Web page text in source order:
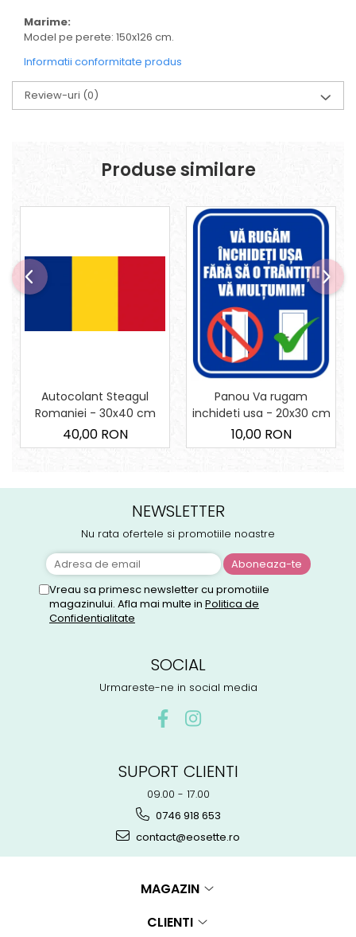
Marime:
Model pe perete: 150x126 cm.
Informatii conformitate produs
Review-uri (0)
Produse similare
Autocolant Steagul
Romaniei - 30x40 cm
40,00 RON
Panou Va rugam
inchideti usa - 20x30 cm
10,00 RON
NEWSLETTER
Nu rata ofertele si promotiile noastre
Vreau sa primesc newsletter cu promotiile
magazinului. Afla mai multe in Politica de
Confidentialitate
SOCIAL
Urmareste-ne in social media
SUPORT CLIENTI
09.00 - 17.00
0746 918 653
contact@eosette.ro
MAGAZIN
CLIENTI